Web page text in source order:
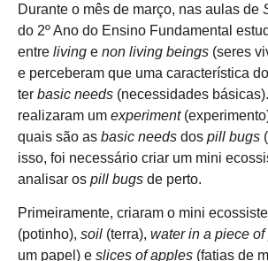
Durante o mês de março, nas aulas de
do 2º Ano do Ensino Fundamental
entre living e non living beings (seres
e perceberam que uma característica
ter basic needs (necessidades
realizaram um experiment
quais são as basic needs dos pill bugs
isso, foi necessário criar um mini
analisar os pill bugs de perto.
Primeiramente, criaram o mini
(potinho), soil (terra), water in a piece of
um papel) e slices of apples (fatias de